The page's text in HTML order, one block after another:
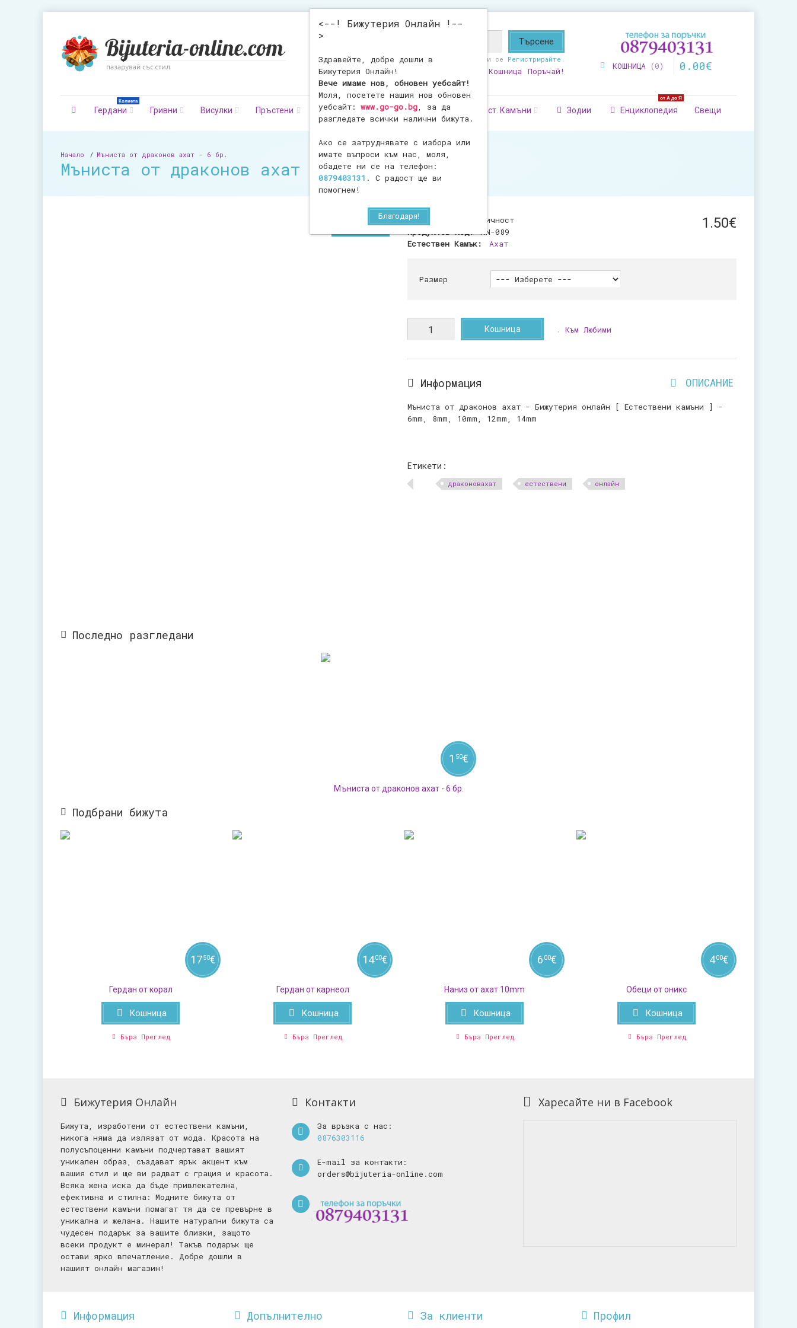
<--! Бижутерия Онлайн !--
>
Здравейте, добре дошли в
Бижутерия Онлайн!
Вече имаме нов, обновен уебсайт!
Моля, посетете нашия нов обновен
уебсайт: www.go-go.bg, за да
разгледате всички налични бижута.
Ако се затруднявате с избора или
имате въпроси към нас, моля,
обадете ни се на телефон:
0879403131 . С радост ще ви
помогнем!
Благодаря!
Здравейте! или се Регистрирайте .
Любими Кошница Поръчай!
КОШНИЦА 0 0 . 00€
Гердани
Колиета
Гривни Висулки Пръстени Обеци Фигурки Броеници Ест. Камъни Зодии Енциклопедия
от А до Я
Свещи
Начало Мъниста от драконов ахат - 6 бр.
Мъниста от драконов ахат - 6 бр.
Наличност:
В наличност
Продуктов Код:
MN-089
Естествен Камък:
Ахат
1 .50€
Размер
Кошница Към Любими
Информация ОПИСАНИЕ
Мъниста от драконов ахат - Бижутерия онлайн [ Естествени камъни ] -
6mm, 8mm, 10mm, 12mm, 14mm
Етикети:
драконовахат естествени онлайн
Последно разгледани
Мъниста от драконов ахат - 6 бр.
1 50€
Подбрани бижута
Гердан от корал
1750€
Кошница
Бърз Преглед
Гердан от карнеол
1400€
Кошница
Бърз Преглед
Наниз от ахат 10mm
6 00€
Кошница
Бърз Преглед
Обеци от оникс
400€
Кошница
Бърз Преглед
Бижутерия Онлайн
Бижута, изработени от естествени камъни,
никога няма да излязат от мода. Красота на
полусъпоценни камъни подчертават вашият
уникален образ, създават ярък акцент към
вашия стил и ще ви радват с грация и красота.
Всяка жена иска да бъде привлекателна,
ефективна и стилна: Mодните бижута от
естествени камъни помагат тя да се превърне в
уникална и желана. Нашите натурални бижута са
чудесен подарък за вашите близки, защото
всеки продукт е минерал! Такъв подарък ще
остави ярко впечатление. Добре дошли в
нашият онлайн магазин!
Контакти
За връзка с нас:
0876303116
E-mail за контакти:
orders@bijuteria-online.com
Харесайте ни в Facebook
Информация Допълнително За клиенти Профил